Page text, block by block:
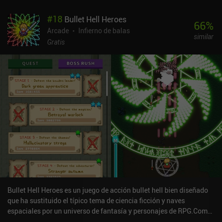
al azar. Estas cartas representan una nueva arma que podemos
equipar o una mejora para nuestra nave espacial. Pero lo
interesante es que las armas deben equiparse en una de nuestras
derecha. Esto nos permite personalizar a fondo nuestra nave
espacial para diferentes estilos de juego, y realmente disfruté de
esta parte del juego. Como podemos reintentar una misión si
morimos, el juego no castiga demasiado. Pero para un mayor
desafío, podemos seleccionar cinco niveles de dificultad e incluso
activar un modo hardcore con muerte permanente. Las cartas que
encontremos en la campaña también pueden usarse en el modo
desafío del juego y en el próximo modo sin fin. Los mayores
inconvenientes del juego son que los enemigos se funden con el
fondo y que no hay soporte para mandos. Star Survivor es un
juego premium de 2,99 $ portado desde PC. Sus numerosas cartas
añaden un alto nivel de rejugabilidad, y sin duda merece la pena
probarlo para los fans de los juegos de ciencia ficción y los
roguelites.
#18 Bullet Hell Heroes
Arcade
Infierno de balas
Gratis
66%
similar
Bullet Hell Heroes es un juego de acción bullet hell bien diseñado
que ha sustituido el típico tema de ciencia ficción y naves
espaciales por un universo de fantasía y personajes de RPG.Como